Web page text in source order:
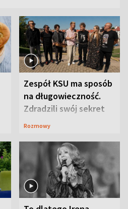
Zespół KSU ma sposób
na długowieczność.
Zdradzili swój sekret
Rozmowy